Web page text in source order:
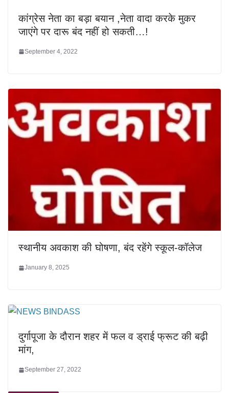
कांग्रेस नेता का बड़ा बयान ,नेता वादा करके मुकर
जाएंगे पर दारू बंद नहीं हो सकती…!
September 4, 2022
स्थानीय अवकाश की घोषणा, बंद रहेंगे स्कूल-कॉलेज
January 8, 2025
दुर्गापूजा के दौरान शहर में फल व ड्राई फ्रूट की बढ़ी
मांग,
September 27, 2022